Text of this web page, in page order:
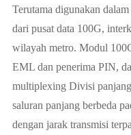
Terutama digunakan
dari pusat data 100G,
wilayah metro. Modul
EML dan penerima PIN,
multiplexing Divisi
saluran panjang berbeda
dengan jarak transmisi